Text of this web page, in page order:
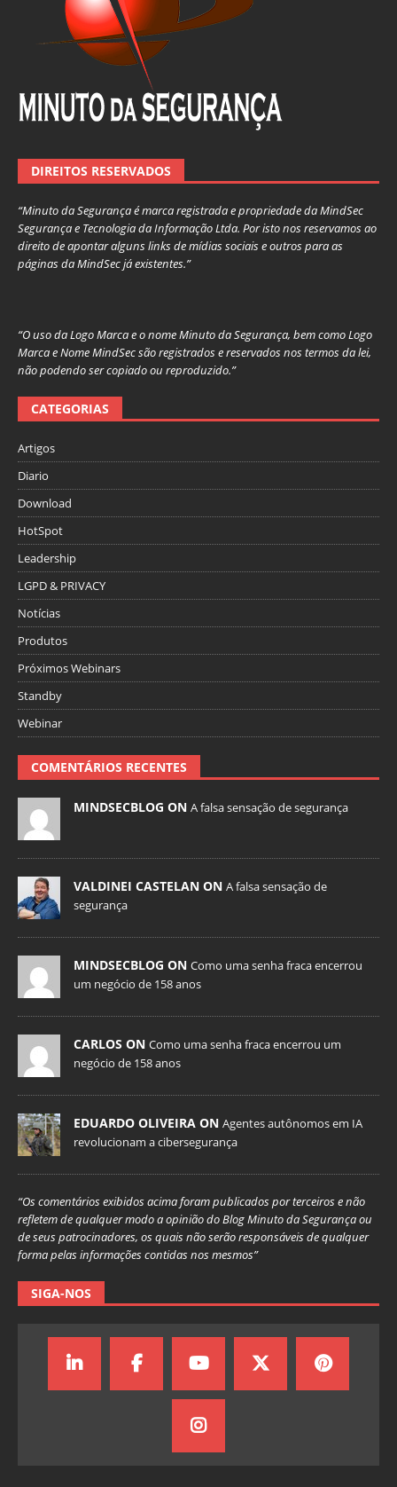
DIREITOS RESERVADOS
“Minuto da Segurança é marca registrada e propriedade da MindSec
Segurança e Tecnologia da Informação Ltda. Por isto nos reservamos ao
direito de apontar alguns links de mídias sociais e outros para as
páginas da MindSec já existentes.”
“O uso da Logo Marca e o nome Minuto da Segurança, bem como Logo
Marca e Nome MindSec são registrados e reservados nos termos da lei,
não podendo ser copiado ou reproduzido.”
CATEGORIAS
Artigos
Diario
Download
HotSpot
Leadership
LGPD & PRIVACY
Notícias
Produtos
Próximos Webinars
Standby
Webinar
COMENTÁRIOS RECENTES
MINDSECBLOG ON A falsa sensação de segurança
VALDINEI CASTELAN ON A falsa sensação de
segurança
MINDSECBLOG ON Como uma senha fraca encerrou
um negócio de 158 anos
CARLOS ON Como uma senha fraca encerrou um
negócio de 158 anos
EDUARDO OLIVEIRA ON Agentes autônomos em IA
revolucionam a cibersegurança
“Os comentários exibidos acima foram publicados por terceiros e não
refletem de qualquer modo a opinião do Blog Minuto da Segurança ou
de seus patrocinadores, os quais não serão responsáveis de qualquer
forma pelas informações contidas nos mesmos”
SIGA-NOS